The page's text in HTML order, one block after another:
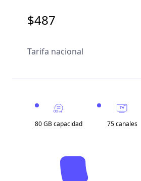
$487
Tarifa nacional
80 GB capacidad 75 canales